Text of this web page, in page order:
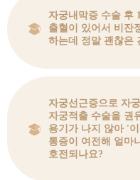
자궁내막증 수술 후
출혈이 있어서 비잔
하는데 정말 괜찮은
자궁선근증으로 자
자궁적출 수술을 권
용기가 나지 않아 '
통증이 여전해 얼마
호전되나요?